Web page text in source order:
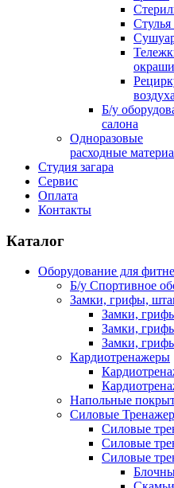
Стулья
воздуха
Б/у
салона
Одноразовые
расходные
Студия загара
Сервис
Оплата
Контакты
Каталог
Оборудование для
Б/у Спортивное
Замки, грифы,
Замки,
Замки,
Замки,
Кардиотренажеры
Напольные
Силовые
Силовые
Силовые
Силовые